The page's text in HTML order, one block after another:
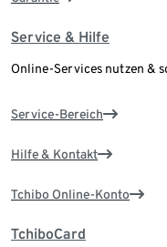
Service & Hilfe
Online-Services nutzen &
Service-Bereich
Hilfe & Kontakt
Tchibo Online-Konto
TchiboCard